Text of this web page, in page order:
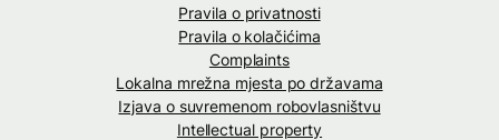
Pravila o privatnosti
Pravila o kolačićima
Complaints
Lokalna mrežna mjesta po državama
Izjava o suvremenom robovlasništvu
Intellectual property